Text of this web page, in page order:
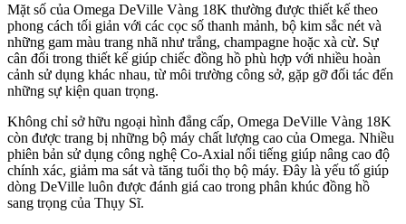
Mặt số của Omega DeVille Vàng 18K thường được thiết kế theo
phong cách tối giản với các cọc số thanh mảnh, bộ kim sắc nét và
những gam màu trang nhã như trắng, champagne hoặc xà cừ. Sự
cân đối trong thiết kế giúp chiếc đồng hồ phù hợp với nhiều hoàn
cảnh sử dụng khác nhau, từ môi trường công sở, gặp gỡ đối tác đến
những sự kiện quan trọng.
Không chỉ sở hữu ngoại hình đẳng cấp, Omega DeVille Vàng 18K
còn được trang bị những bộ máy chất lượng cao của Omega. Nhiều
phiên bản sử dụng công nghệ Co-Axial nổi tiếng giúp nâng cao độ
chính xác, giảm ma sát và tăng tuổi thọ bộ máy. Đây là yếu tố giúp
dòng DeVille luôn được đánh giá cao trong phân khúc đồng hồ
sang trọng của Thụy Sĩ.